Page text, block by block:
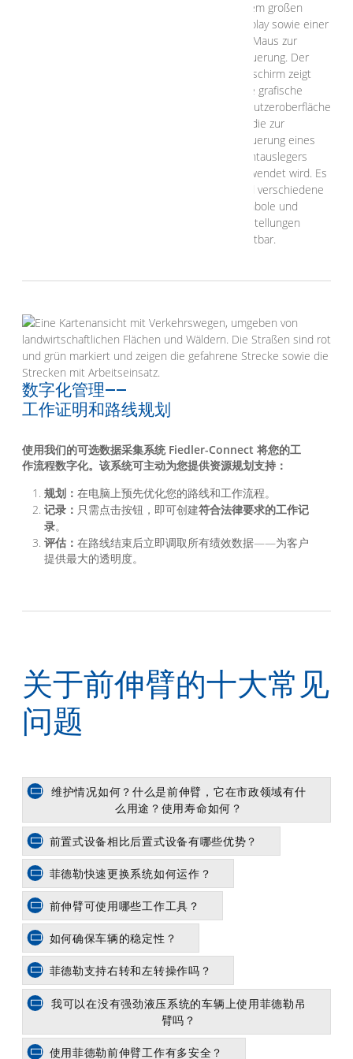
数字化管理——
工作证明和路线规划
使用我们的可选数据采集系统 Fiedler-Connect 将您的工
作流程数字化。该系统可主动为您提供资源规划支持：
规划： 在电脑上预先优化您的路线和工作流程。
记录： 只需点击按钮，即可创建符合法律要求的工作记
录。
评估： 在路线结束后立即调取所有绩效数据——为客户
提供最大的透明度。
关于前伸臂的十大常见
问题
维护情况如何？什么是前伸臂，它在市政领域有什
么用途？使用寿命如何？
前置式设备相比后置式设备有哪些优势？
菲德勒快速更换系统如何运作？
前伸臂可使用哪些工作工具？
如何确保车辆的稳定性？
菲德勒支持右转和左转操作吗？
我可以在没有强劲液压系统的车辆上使用菲德勒吊
臂吗？
使用菲德勒前伸臂工作有多安全？